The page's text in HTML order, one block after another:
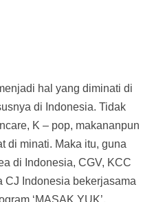
hal yang diminati di
di Indonesia. Tidak
K – pop, makananpun
di minati. Maka itu, guna
di Indonesia, CGV, KCC
CJ Indonesia bekerjasama
‘MASAK YUK’,